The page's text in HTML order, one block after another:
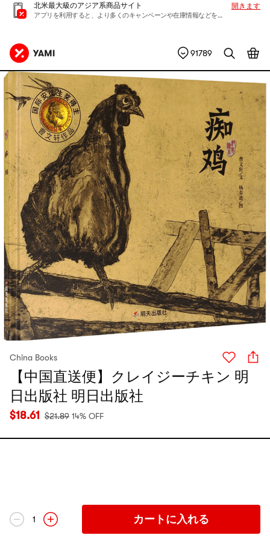
北米最大級のアジア系商品サイト
アプリを利用すると、より多くのキャンペーンや在庫情報などを入手できます
開きます
91789
China Books
【中国直送便】クレイジーチキン 明
日出版社 明日出版社
$18.61 $21.89 14% OFF
1 カートに入れる